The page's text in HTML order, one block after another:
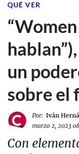
QUÉ VER
un
sobre el
Por: Iván
marzo 2, 2023
Con